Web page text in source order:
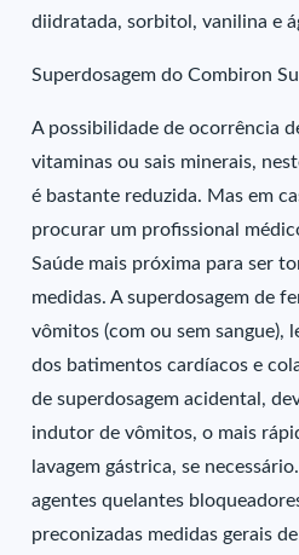
diidratada, sorbitol, vanilina e
Superdosagem do Combiron
A possibilidade de ocorrência
vitaminas ou sais minerais,
é bastante reduzida. Mas em
procurar um profissional
Saúde mais próxima para ser
medidas. A superdosagem de
vômitos (com ou sem sangue),
dos batimentos cardíacos e
de superdosagem acidental,
indutor de vômitos, o mais
lavagem gástrica, se
agentes quelantes
preconizadas medidas gerais